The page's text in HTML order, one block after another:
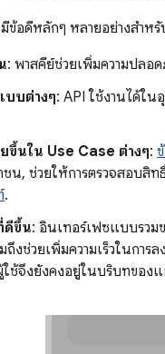
ข้อดีหลักๆ หลายอย่างสำ
: พาสคีย์ช่วยเพิ่มความปลอ
บบต่างๆ: API ใช้งานได้ใ
ขึ้นใน Use Case ต่างๆ:
น, ช่วยให้การตรวจสอบสิ
.
ดีขึ้น: อินเทอร์เฟซแบบรว
งช่วยเพิ่มความเร็วในกา
ช้จึงยังคงอยู่ในบริบทของ